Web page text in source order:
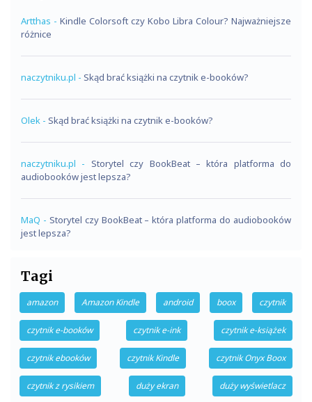
Artthas - Kindle Colorsoft czy Kobo Libra Colour? Najważniejsze
różnice
naczytniku.pl - Skąd brać książki na czytnik e-booków?
Olek - Skąd brać książki na czytnik e-booków?
naczytniku.pl - Storytel czy BookBeat – która platforma do
audiobooków jest lepsza?
MaQ - Storytel czy BookBeat – która platforma do audiobooków
jest lepsza?
Tagi
amazon Amazon Kindle android boox czytnik
czytnik e-booków czytnik e-ink czytnik e-książek
czytnik ebooków czytnik Kindle czytnik Onyx Boox
czytnik z rysikiem duży ekran duży wyświetlacz